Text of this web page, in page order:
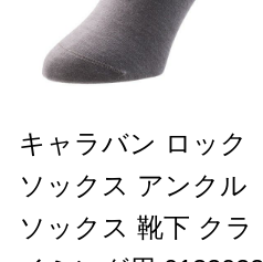
キャラバン ロック
ソックス アンクル
ソックス 靴下 クラ